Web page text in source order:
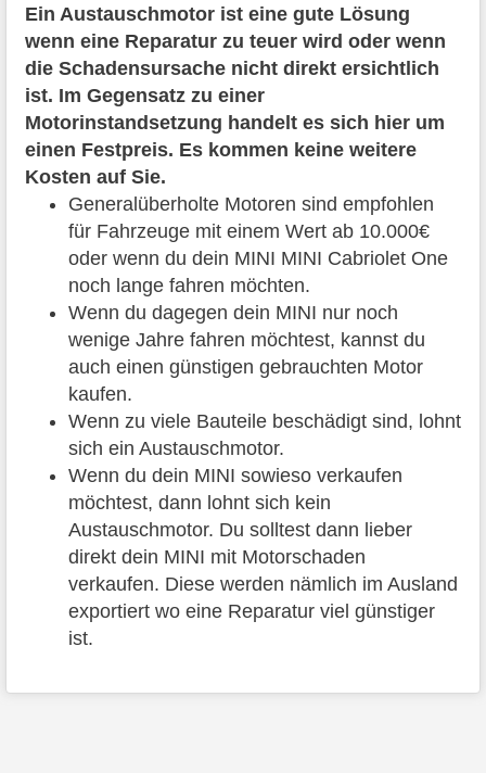
Ein Austauschmotor ist eine gute Lösung
wenn eine Reparatur zu teuer wird oder wenn
die Schadensursache nicht direkt ersichtlich
ist. Im Gegensatz zu einer
Motorinstandsetzung handelt es sich hier um
einen Festpreis. Es kommen keine weitere
Kosten auf Sie.
Generalüberholte Motoren sind empfohlen
für Fahrzeuge mit einem Wert ab 10.000€
oder wenn du dein MINI MINI Cabriolet One
noch lange fahren möchten.
Wenn du dagegen dein MINI nur noch
wenige Jahre fahren möchtest, kannst du
auch einen günstigen gebrauchten Motor
kaufen.
Wenn zu viele Bauteile beschädigt sind, lohnt
sich ein Austauschmotor.
Wenn du dein MINI sowieso verkaufen
möchtest, dann lohnt sich kein
Austauschmotor. Du solltest dann lieber
direkt dein MINI mit Motorschaden
verkaufen. Diese werden nämlich im Ausland
exportiert wo eine Reparatur viel günstiger
ist.